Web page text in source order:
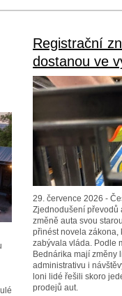
Registrační
dostanou ve
29. července 2026 -
Zjednodušení převodů
změně auta svou
přinést novela zákona,
zabývala vláda. Podle
Bednárika mají změny
administrativu i
loni lidé řešili skoro
prodejů aut.